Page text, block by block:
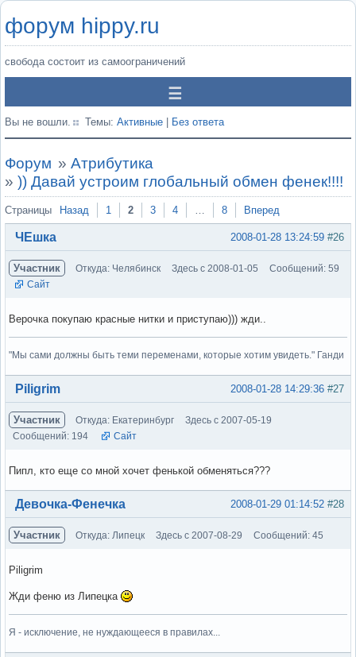
форум hippy.ru
свобода состоит из самоограничений
Вы не вошли. Темы: Активные Без ответа
Форум » Атрибутика
» )) Давай устроим глобальный обмен фенек!!!!
Страницы Назад 1 2 3 4 … 8 Вперед
#26
2008-01-28 13:24:59
ЧЕшка
Участник Откуда: Челябинск Здесь с 2008-01-05
Сообщений: 59
Сайт
Верочка покупаю красные нитки и приступаю))) жди..
"Мы сами должны быть теми переменами, которые хотим увидеть." Ганди
Вне форума #27
2008-01-28 14:29:36
Piligrim
Участник Откуда: Екатеринбург
Здесь с 2007-05-19
Сообщений: 194
Сайт
Пипл, кто еще со мной хочет фенькой обменяться???
Вне форума #28
2008-01-29 01:14:52
Девочка-Фенечка
Участник Откуда: Липецк Здесь с 2007-08-29 Сообщений: 45
Piligrim
Жди феню из Липецка
Я - исключение, не нуждающееся в правилах...